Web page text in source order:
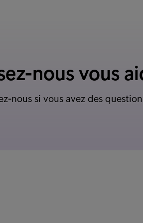
nous vous
nous si vous avez des